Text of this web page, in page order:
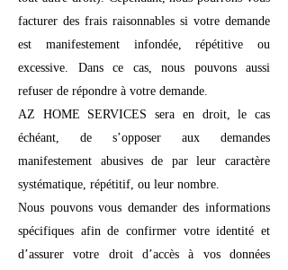
facturer des frais raisonnables si votre demande
est manifestement infondée, répétitive ou
excessive. Dans ce cas, nous pouvons aussi
refuser de répondre à votre demande.
AZ HOME SERVICES sera en droit, le cas
échéant, de s’opposer aux demandes
manifestement abusives de par leur caractère
systématique, répétitif, ou leur nombre.
Nous pouvons vous demander des informations
spécifiques afin de confirmer votre identité et
d’assurer votre droit d’accès à vos données